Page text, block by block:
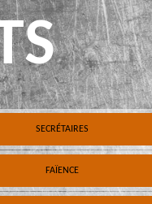
SECRÉTAIRES
FAÏENCE